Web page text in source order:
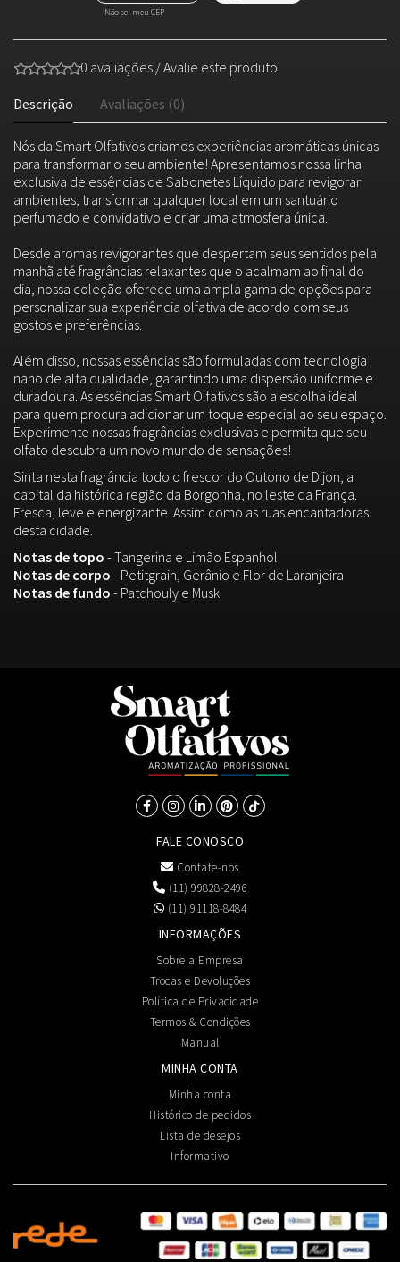
Não sei meu CEP
0 avaliações /Avalie este produto
Descrição Avaliações (0)
Nós da Smart Olfativos criamos experiências aromáticas únicas
para transformar o seu ambiente! Apresentamos nossa linha
exclusiva de essências de Sabonetes Líquido para revigorar
ambientes, transformar qualquer local em um santuário
perfumado e convidativo e criar uma atmosfera única.
Desde aromas revigorantes que despertam seus sentidos pela
manhã até fragrâncias relaxantes que o acalmam ao final do
dia, nossa coleção oferece uma ampla gama de opções para
personalizar sua experiência olfativa de acordo com seus
gostos e preferências.
Além disso, nossas essências são formuladas com tecnologia
nano de alta qualidade, garantindo uma dispersão uniforme e
duradoura. As essências Smart Olfativos são a escolha ideal
para quem procura adicionar um toque especial ao seu espaço.
Experimente nossas fragrâncias exclusivas e permita que seu
olfato descubra um novo mundo de sensações!
Sinta nesta fragrância todo o frescor do Outono de Dijon, a
capital da histórica região da Borgonha, no leste da França.
Fresca, leve e energizante. Assim como as ruas encantadoras
desta cidade.
Notas de topo - Tangerina e Limão Espanhol
Notas de corpo - Petitgrain, Gerânio e Flor de Laranjeira
Notas de fundo - Patchouly e Musk
FALE CONOSCO
Contate-nos
(11) 99828-2496
(11) 91118-8484
INFORMAÇÕES
Sobre a Empresa
Trocas e Devoluções
Política de Privacidade
Termos & Condições
Manual
MINHA CONTA
Minha conta
Histórico de pedidos
Lista de desejos
Informativo